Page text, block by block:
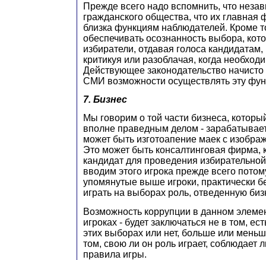
Прежде всего надо вспомнить, что
гражданского общества, что их главная
близка функциям наблюдателей. Кроме
обеспечивать осознанность выбора,
избиратели, отдавая голоса
критикуя или разоблачая, когда
Действующее законодательство
СМИ возможности осуществлять эту
7. Бизнес
Мы говорим о той части бизнеса,
вполне праведным делом -
может быть изготоапение маек с
Это может быть консалтинговая фирма,
кандидат для проведения
вводим этого игрока прежде всего
упомянутые выше игроки, практически
играть на выборах роль, отведенную
Возможность коррупции в данном
игроках - будет заключаться не в том,
этих выборах или нет, больше или
том, свою ли он роль играет, соблюдает
правила игры.